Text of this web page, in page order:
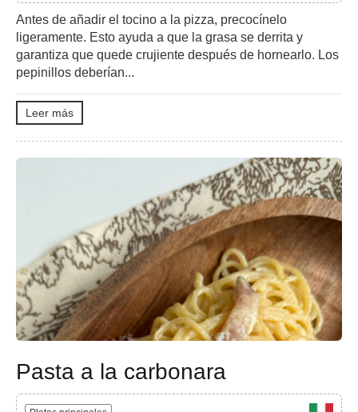
Antes de añadir el tocino a la pizza, precocínelo
ligeramente. Esto ayuda a que la grasa se derrita y
garantiza que quede crujiente después de hornearlo. Los
pepinillos deberían...
Leer más
Pasta a la carbonara